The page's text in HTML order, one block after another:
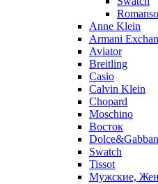
Anne Klein
Armani
Aviator
Breitling
Casio
Calvin Klein
Chopard
Moschino
Восток
Swatch
Tissot
Мужские,